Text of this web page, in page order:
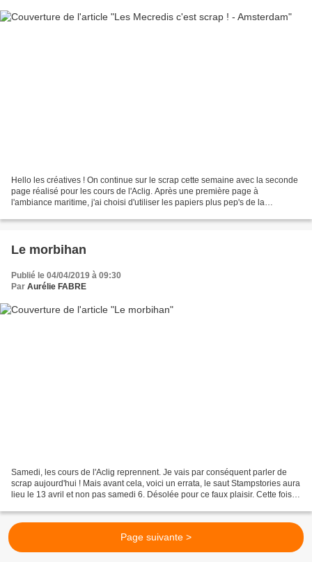
Hello les créatives ! On continue sur le scrap cette semaine avec la seconde
page réalisé pour les cours de l'Aclig. Après une première page à
l'ambiance maritime, j'ai choisi d'utiliser les papiers plus pep's de la
Le morbihan
Publié le 04/04/2019 à 09:30
Par Aurélie FABRE
Samedi, les cours de l'Aclig reprennent. Je vais par conséquent parler de
scrap aujourd'hui ! Mais avant cela, voici un errata, le saut Stampstories aura
lieu le 13 avril et non pas samedi 6. Désolée pour ce faux plaisir. Cette fois,
Page suivante >